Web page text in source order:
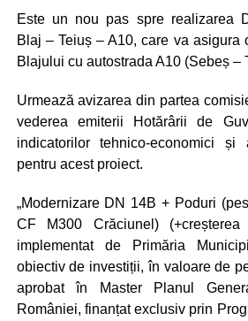
Este un nou pas spre realizarea
Blaj – Teiuș – A10, care va asigura
Blajului cu autostrada A10 (Sebeș –
Urmează avizarea din partea
vederea emiterii Hotărârii de
indicatorilor tehnico-economici și
pentru acest proiect.
„Modernizare DN 14B + Poduri
CF M300 Crăciunel) (+creșterea
implementat de Primăria
obiectiv de investiții, în valoare de
aprobat în Master Planul
României, finanțat exclusiv prin